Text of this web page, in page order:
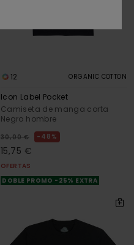
12 ORGANIC COTTON
Icon Label Pocket
Camiseta de manga corta
Negro hombre
30,00 € 48%
15,75 €
OFERTAS
DOBLE PROMO -25% EXTRA